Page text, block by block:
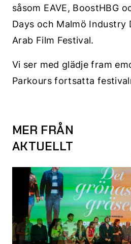
såsom EAVE, BoostHBG
Days och Malmö Industry
Arab Film Festival.
Vi ser med glädje fram
Parkours fortsatta
MER FRÅN
AKTUELLT